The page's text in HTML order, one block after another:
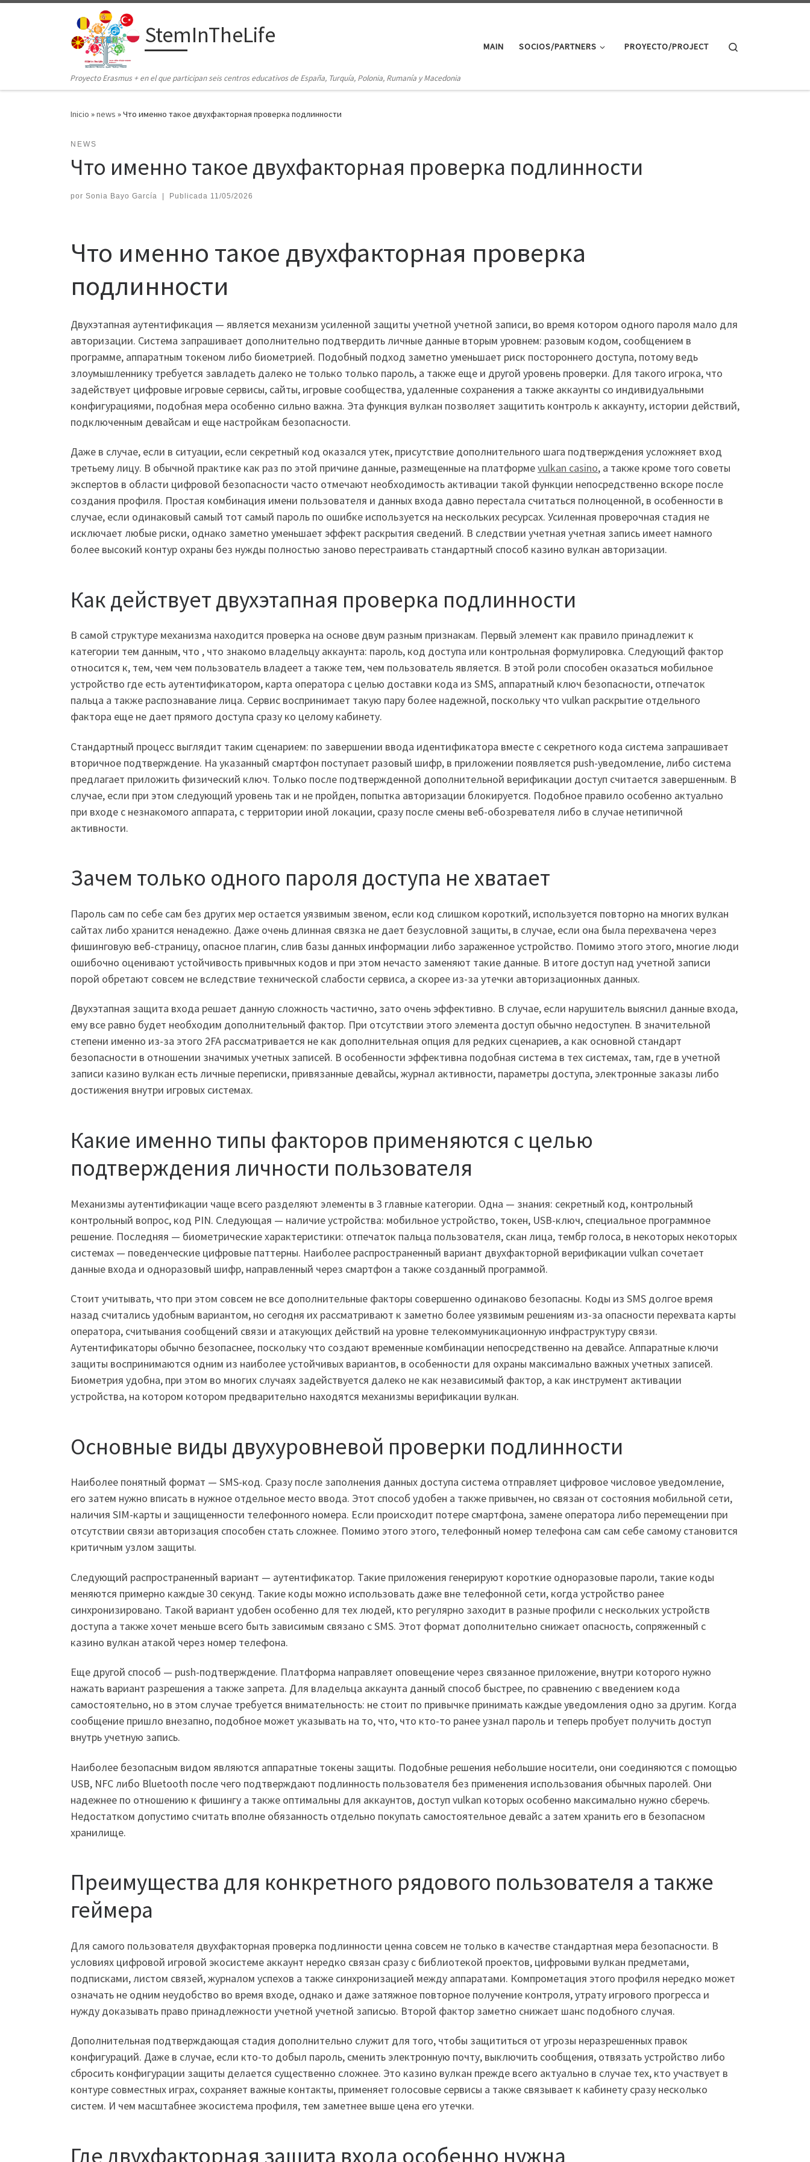
Saltar al contenido
StemInTheLife
Proyecto Erasmus + en el que participan seis centros educativos de España, Turquía, Polonia, Rumanía y Macedonia
MAIN SOCIOS/PARTNERS PROYECTO/PROJECT
Inicio »news »Что именно такое двухфакторная проверка подлинности
NEWS
Что именно такое двухфакторная проверка подлинности
por Sonia Bayo García Publicada 11/05/2026
Что именно такое двухфакторная проверка
подлинности
Двухэтапная аутентификация — является механизм усиленной защиты учетной учетной записи, во время котором одного пароля мало для
авторизации. Система запрашивает дополнительно подтвердить личные данные вторым уровнем: разовым кодом, сообщением в
программе, аппаратным токеном либо биометрией. Подобный подход заметно уменьшает риск постороннего доступа, потому ведь
злоумышленнику требуется завладеть далеко не только только пароль, а также еще и другой уровень проверки. Для такого игрока, что
задействует цифровые игровые сервисы, сайты, игровые сообщества, удаленные сохранения а также аккаунты со индивидуальными
конфигурациями, подобная мера особенно сильно важна. Эта функция вулкан позволяет защитить контроль к аккаунту, истории действий,
подключенным девайсам и еще настройкам безопасности.
Даже в случае, если в ситуации, если секретный код оказался утек, присутствие дополнительного шага подтверждения усложняет вход
третьему лицу. В обычной практике как раз по этой причине данные, размещенные на платформеvulkan casino, а также кроме того советы
экспертов в области цифровой безопасности часто отмечают необходимость активации такой функции непосредственно вскоре после
создания профиля. Простая комбинация имени пользователя и данных входа давно перестала считаться полноценной, в особенности в
случае, если одинаковый самый тот самый пароль по ошибке используется на нескольких ресурсах. Усиленная проверочная стадия не
исключает любые риски, однако заметно уменьшает эффект раскрытия сведений. В следствии учетная учетная запись имеет намного
более высокий контур охраны без нужды полностью заново перестраивать стандартный способ казино вулкан авторизации.
Как действует двухэтапная проверка подлинности
В самой структуре механизма находится проверка на основе двум разным признакам. Первый элемент как правило принадлежит к
категории тем данным, что , что знакомо владельцу аккаунта: пароль, код доступа или контрольная формулировка. Следующий фактор
относится к, тем, чем чем пользователь владеет а также тем, чем пользователь является. В этой роли способен оказаться мобильное
устройство где есть аутентификатором, карта оператора с целью доставки кода из SMS, аппаратный ключ безопасности, отпечаток
пальца а также распознавание лица. Сервис воспринимает такую пару более надежной, поскольку что vulkan раскрытие отдельного
фактора еще не дает прямого доступа сразу ко целому кабинету.
Стандартный процесс выглядит таким сценарием: по завершении ввода идентификатора вместе с секретного кода система запрашивает
вторичное подтверждение. На указанный смартфон поступает разовый шифр, в приложении появляется push-уведомление, либо система
предлагает приложить физический ключ. Только после подтвержденной дополнительной верификации доступ считается завершенным. В
случае, если при этом следующий уровень так и не пройден, попытка авторизации блокируется. Подобное правило особенно актуально
при входе с незнакомого аппарата, с территории иной локации, сразу после смены веб-обозревателя либо в случае нетипичной
активности.
Зачем только одного пароля доступа не хватает
Пароль сам по себе сам без других мер остается уязвимым звеном, если код слишком короткий, используется повторно на многих вулкан
сайтах либо хранится ненадежно. Даже очень длинная связка не дает безусловной защиты, в случае, если она была перехвачена через
фишинговую веб-страницу, опасное плагин, слив базы данных информации либо зараженное устройство. Помимо этого этого, многие люди
ошибочно оценивают устойчивость привычных кодов и при этом нечасто заменяют такие данные. В итоге доступ над учетной записи
порой обретают совсем не вследствие технической слабости сервиса, а скорее из-за утечки авторизационных данных.
Двухэтапная защита входа решает данную сложность частично, зато очень эффективно. В случае, если нарушитель выяснил данные входа,
ему все равно будет необходим дополнительный фактор. При отсутствии этого элемента доступ обычно недоступен. В значительной
степени именно из-за этого 2FA рассматривается не как дополнительная опция для редких сценариев, а как основной стандарт
безопасности в отношении значимых учетных записей. В особенности эффективна подобная система в тех системах, там, где в учетной
записи казино вулкан есть личные переписки, привязанные девайсы, журнал активности, параметры доступа, электронные заказы либо
достижения внутри игровых системах.
Какие именно типы факторов применяются с целью
подтверждения личности пользователя
Механизмы аутентификации чаще всего разделяют элементы в 3 главные категории. Одна — знания: секретный код, контрольный
контрольный вопрос, код PIN. Следующая — наличие устройства: мобильное устройство, токен, USB-ключ, специальное программное
решение. Последняя — биометрические характеристики: отпечаток пальца пользователя, скан лица, тембр голоса, в некоторых некоторых
системах — поведенческие цифровые паттерны. Наиболее распространенный вариант двухфакторной верификации vulkan сочетает
данные входа и одноразовый шифр, направленный через смартфон а также созданный программой.
Стоит учитывать, что при этом совсем не все дополнительные факторы совершенно одинаково безопасны. Коды из SMS долгое время
назад считались удобным вариантом, но сегодня их рассматривают к заметно более уязвимым решениям из-за опасности перехвата карты
оператора, считывания сообщений связи и атакующих действий на уровне телекоммуникационную инфраструктуру связи.
Аутентификаторы обычно безопаснее, поскольку что создают временные комбинации непосредственно на девайсе. Аппаратные ключи
защиты воспринимаются одним из наиболее устойчивых вариантов, в особенности для охраны максимально важных учетных записей.
Биометрия удобна, при этом во многих случаях задействуется далеко не как независимый фактор, а как инструмент активации
устройства, на котором котором предварительно находятся механизмы верификации вулкан.
Основные виды двухуровневой проверки подлинности
Наиболее понятный формат — SMS-код. Сразу после заполнения данных доступа система отправляет цифровое числовое уведомление,
его затем нужно вписать в нужное отдельное место ввода. Этот способ удобен а также привычен, но связан от состояния мобильной сети,
наличия SIM-карты и защищенности телефонного номера. Если происходит потере смартфона, замене оператора либо перемещении при
отсутствии связи авторизация способен стать сложнее. Помимо этого этого, телефонный номер телефона сам сам себе самому становится
критичным узлом защиты.
Следующий распространенный вариант — аутентификатор. Такие приложения генерируют короткие одноразовые пароли, такие коды
меняются примерно каждые 30 секунд. Такие коды можно использовать даже вне телефонной сети, когда устройство ранее
синхронизировано. Такой вариант удобен особенно для тех людей, кто регулярно заходит в разные профили с нескольких устройств
доступа а также хочет меньше всего быть зависимым связано с SMS. Этот формат дополнительно снижает опасность, сопряженный с
казино вулкан атакой через номер телефона.
Еще другой способ — push-подтверждение. Платформа направляет оповещение через связанное приложение, внутри которого нужно
нажать вариант разрешения а также запрета. Для владельца аккаунта данный способ быстрее, по сравнению с введением кода
самостоятельно, но в этом случае требуется внимательность: не стоит по привычке принимать каждые уведомления одно за другим. Когда
сообщение пришло внезапно, подобное может указывать на то, что, что кто-то ранее узнал пароль и теперь пробует получить доступ
внутрь учетную запись.
Наиболее безопасным видом являются аппаратные токены защиты. Подобные решения небольшие носители, они соединяются с помощью
USB, NFC либо Bluetooth после чего подтверждают подлинность пользователя без применения использования обычных паролей. Они
надежнее по отношению к фишингу а также оптимальны для аккаунтов, доступ vulkan которых особенно максимально нужно сберечь.
Недостатком допустимо считать вполне обязанность отдельно покупать самостоятельное девайс а затем хранить его в безопасном
хранилище.
Преимущества для конкретного рядового пользователя а также
геймера
Для самого пользователя двухфакторная проверка подлинности ценна совсем не только в качестве стандартная мера безопасности. В
условиях цифровой игровой экосистеме аккаунт нередко связан сразу с библиотекой проектов, цифровыми вулкан предметами,
подписками, листом связей, журналом успехов а также синхронизацией между аппаратами. Компрометация этого профиля нередко может
означать не одним неудобство во время входе, однако и даже затяжное повторное получение контроля, утрату игрового прогресса и
нужду доказывать право принадлежности учетной учетной записью. Второй фактор заметно снижает шанс подобного случая.
Дополнительная подтверждающая стадия дополнительно служит для того, чтобы защититься от угрозы неразрешенных правок
конфигураций. Даже в случае, если кто-то добыл пароль, сменить электронную почту, выключить сообщения, отвязать устройство либо
сбросить конфигурации защиты делается существенно сложнее. Это казино вулкан прежде всего актуально в случае тех, кто участвует в
контуре совместных играх, сохраняет важные контакты, применяет голосовые сервисы а также связывает к кабинету сразу несколько
систем. И чем масштабнее экосистема профиля, тем заметнее выше цена его утечки.
Где двухфакторная защита входа особенно нужна